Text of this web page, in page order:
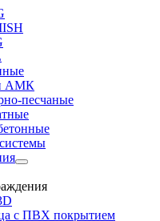
АМК
песчаные
с ПВХ покрытием